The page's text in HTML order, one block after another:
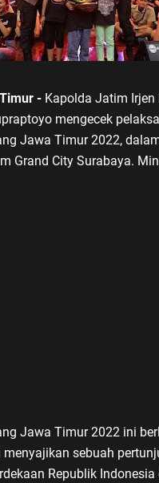
- Kapolda Jatim
mengecek
Jawa Timur 2022,
Grand City Surabaya.
Jawa Timur 2022 ini
sebuah
Republik